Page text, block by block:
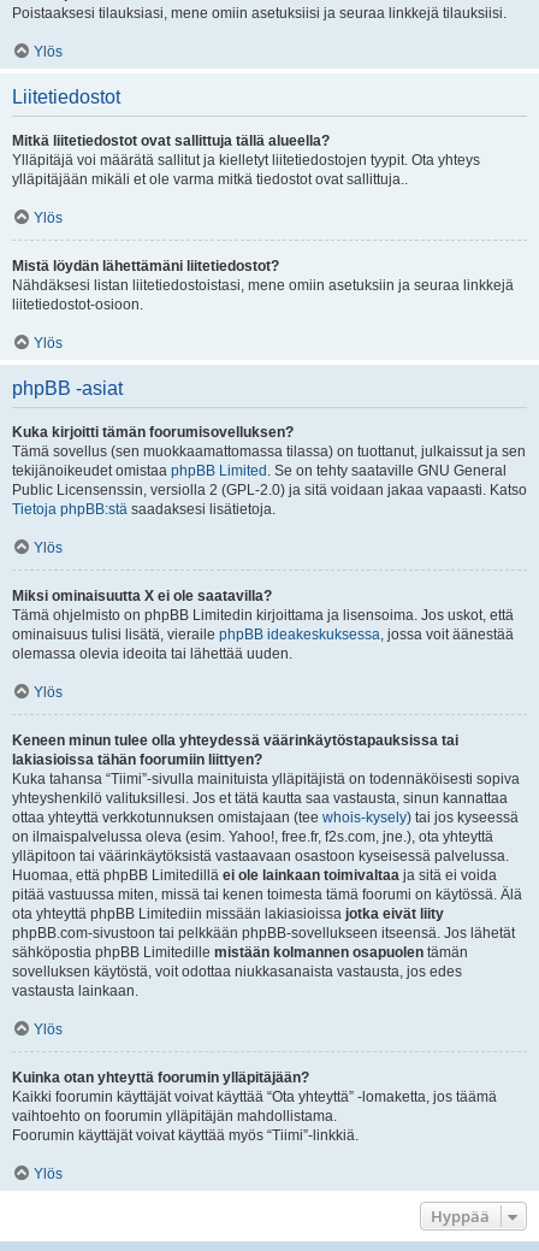
Poistaaksesi tilauksiasi, mene omiin asetuksiisi ja seuraa linkkejä tilauksiisi.
Ylös
Liitetiedostot
Mitkä liitetiedostot ovat sallittuja tällä alueella?
Ylläpitäjä voi määrätä sallitut ja kielletyt liitetiedostojen tyypit. Ota yhteys
ylläpitäjään mikäli et ole varma mitkä tiedostot ovat sallittuja..
Ylös
Mistä löydän lähettämäni liitetiedostot?
Nähdäksesi listan liitetiedostoistasi, mene omiin asetuksiin ja seuraa linkkejä
liitetiedostot-osioon.
Ylös
phpBB -asiat
Kuka kirjoitti tämän foorumisovelluksen?
Tämä sovellus (sen muokkaamattomassa tilassa) on tuottanut, julkaissut ja sen
tekijänoikeudet omistaa phpBB Limited . Se on tehty saataville GNU General
Public Licensenssin, versiolla 2 (GPL-2.0) ja sitä voidaan jakaa vapaasti. Katso
Tietoja phpBB:stä saadaksesi lisätietoja.
Ylös
Miksi ominaisuutta X ei ole saatavilla?
Tämä ohjelmisto on phpBB Limitedin kirjoittama ja lisensoima. Jos uskot, että
ominaisuus tulisi lisätä, vieraile phpBB ideakeskuksessa, jossa voit äänestää
olemassa olevia ideoita tai lähettää uuden.
Ylös
Keneen minun tulee olla yhteydessä väärinkäytöstapauksissa tai
lakiasioissa tähän foorumiin liittyen?
Kuka tahansa “Tiimi”-sivulla mainituista ylläpitäjistä on todennäköisesti sopiva
yhteyshenkilö valituksillesi. Jos et tätä kautta saa vastausta, sinun kannattaa
ottaa yhteyttä verkkotunnuksen omistajaan (tee whois-kysely) tai jos kyseessä
on ilmaispalvelussa oleva (esim. Yahoo!, free.fr, f2s.com, jne.), ota yhteyttä
ylläpitoon tai väärinkäytöksistä vastaavaan osastoon kyseisessä palvelussa.
Huomaa, että phpBB Limitedillä ei ole lainkaan toimivaltaa ja sitä ei voida
pitää vastuussa miten, missä tai kenen toimesta tämä foorumi on käytössä. Älä
ota yhteyttä phpBB Limitediin missään lakiasioissa jotka eivät liity
phpBB.com-sivustoon tai pelkkään phpBB-sovellukseen itseensä. Jos lähetät
sähköpostia phpBB Limitedille mistään kolmannen osapuolen tämän
sovelluksen käytöstä, voit odottaa niukkasanaista vastausta, jos edes
vastausta lainkaan.
Ylös
Kuinka otan yhteyttä foorumin ylläpitäjään?
Kaikki foorumin käyttäjät voivat käyttää “Ota yhteyttä” -lomaketta, jos täämä
vaihtoehto on foorumin ylläpitäjän mahdollistama.
Foorumin käyttäjät voivat käyttää myös “Tiimi”-linkkiä.
Ylös
Hyppää